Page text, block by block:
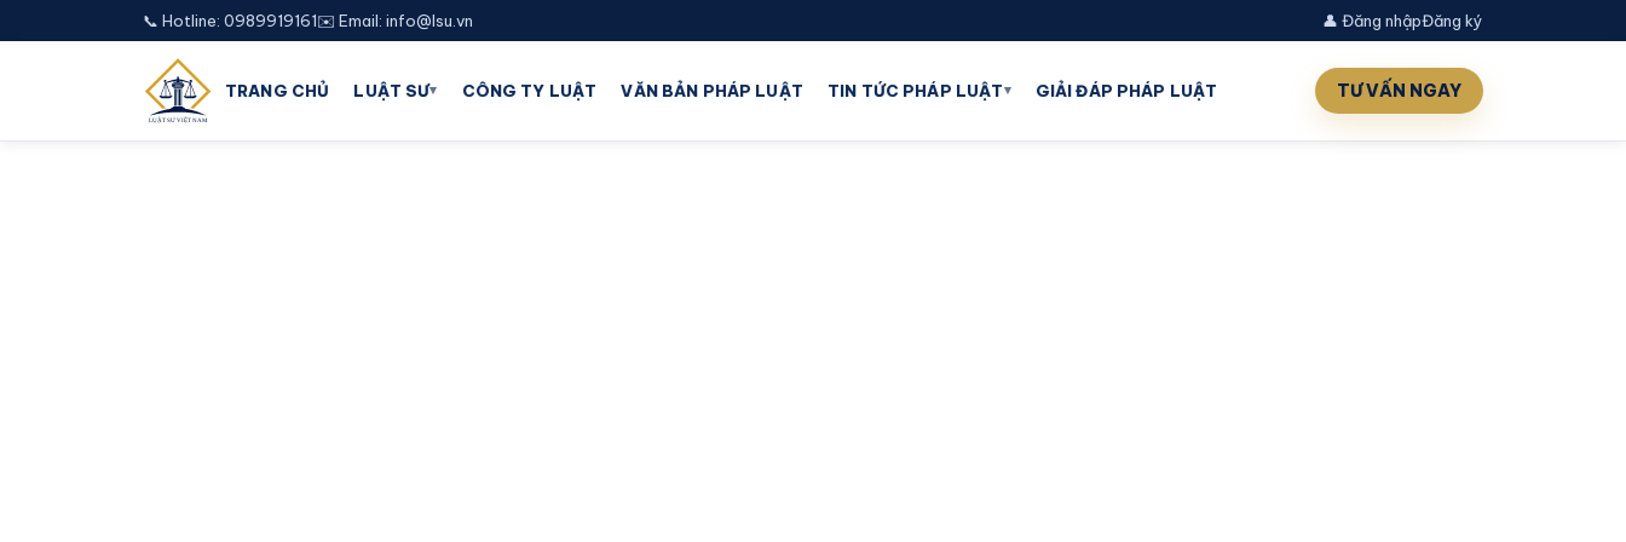
📞 Hotline: 0989919161✉️ Email: info@lsu.vn 👤 Đăng nhậpĐăng ký
TRANG CHỦ LUẬT SƯ▾ CÔNG TY LUẬT VĂN BẢN PHÁP LUẬT TIN TỨC PHÁP LUẬT▾ GIẢI ĐÁP PHÁP LUẬT TƯ VẤN NGAY